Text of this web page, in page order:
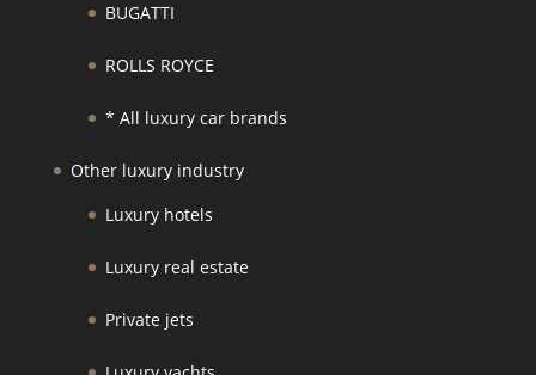
BUGATTI
ROLLS ROYCE
* All luxury car brands
Other luxury industry
Luxury hotels
Luxury real estate
Private jets